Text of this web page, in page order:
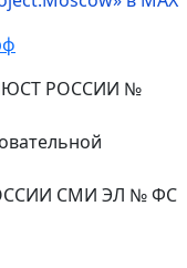
РОССИИ №
СМИ ЭЛ № ФС